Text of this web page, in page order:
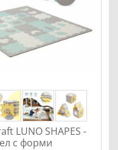
LUNO SHAPES -
с форми